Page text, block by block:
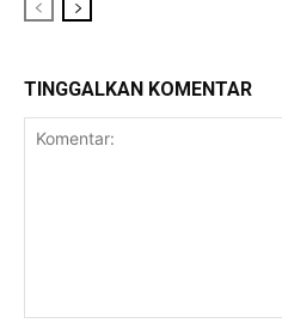
TINGGALKAN KOMENTAR